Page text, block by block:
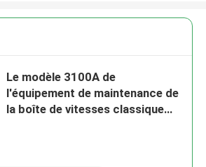
Le modèle 3100A de
l'équipement de maintenance de
la boîte de vitesses classique